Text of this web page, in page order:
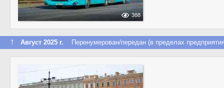
388
↑ Август 2025 г. Перенумерован/передан (в пределах